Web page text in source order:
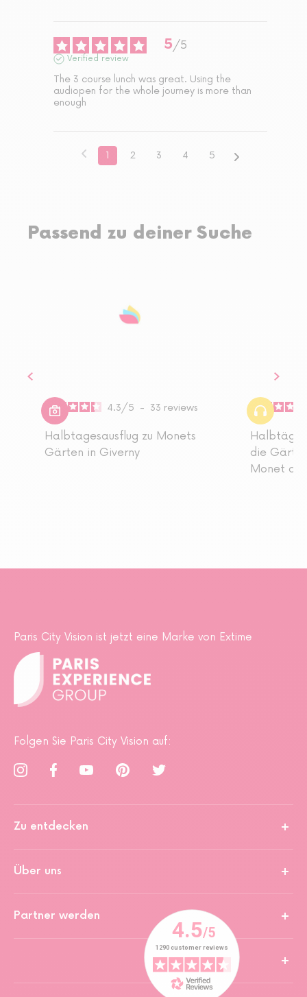
5/5
Verified review
The 3 course lunch was great. Using the
audiopen for the whole journey is more than
enough
1 2 3 4 5
Passend zu deiner Suche
4.3/5 - 33 reviews
Halbtagesausflug zu Monets
Gärten in Giverny
die
Monet ab
Paris City Vision ist jetzt eine Marke von Extime
Folgen Sie Paris City Vision auf:
Zu entdecken
Über uns
Partner werden